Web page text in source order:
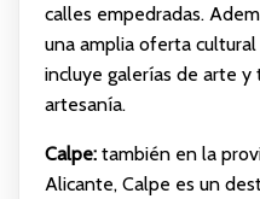
calles empedradas.
una amplia oferta
incluye galerías de arte y
artesanía.
Calpe:también en la
Alicante, Calpe es un